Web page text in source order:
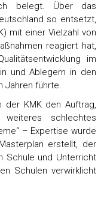
belegt. Über das
so entsetzt,
mit einer Vielzahl von
reagiert hat,
im
und Ablegern in den
Jahren führte.
der KMK den Auftrag,
schlechtes
– Expertise wurde
erstellt, der
Schule und Unterricht
Schulen verwirklicht